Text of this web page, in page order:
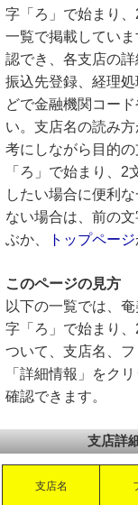
字「ろ」で始まり
一覧で掲載してい
認でき、各支店の詳
振込先登録、経理
どで金融機関コー
い。支店名の読み
考にしながら目的の
「ろ」で始まり、
したい場合に便利
ない場合は、前の
ぶか、
トップページ
このページの見方
以下の一覧では、
字「ろ」で始まり
ついて、支店名、
「詳細情報」をク
確認できます。
支店詳
支店名